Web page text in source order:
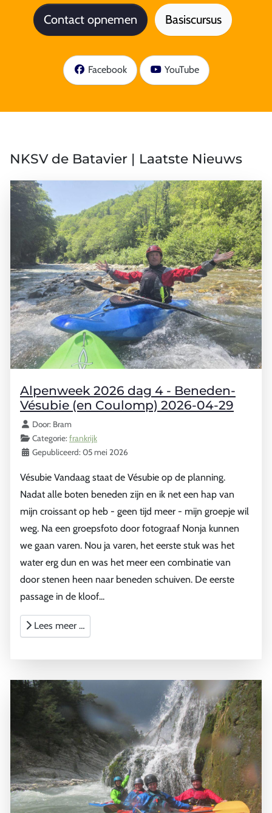
Contact opnemen Basiscursus
Facebook YouTube
NKSV de Batavier | Laatste Nieuws
Alpenweek 2026 dag 4 - Beneden-
Vésubie (en Coulomp) 2026-04-29
Details
Door: Bram
Categorie:frankrijk
Gepubliceerd: 05 mei 2026
Vésubie Vandaag staat de Vésubie op de planning.
Nadat alle boten beneden zijn en ik net een hap van
mijn croissant op heb - geen tijd meer - mijn groepje wil
weg. Na een groepsfoto door fotograaf Nonja kunnen
we gaan varen. Nou ja varen, het eerste stuk was het
water erg dun en was het meer een combinatie van
door stenen heen naar beneden schuiven. De eerste
passage in de kloof...
Lees meer …